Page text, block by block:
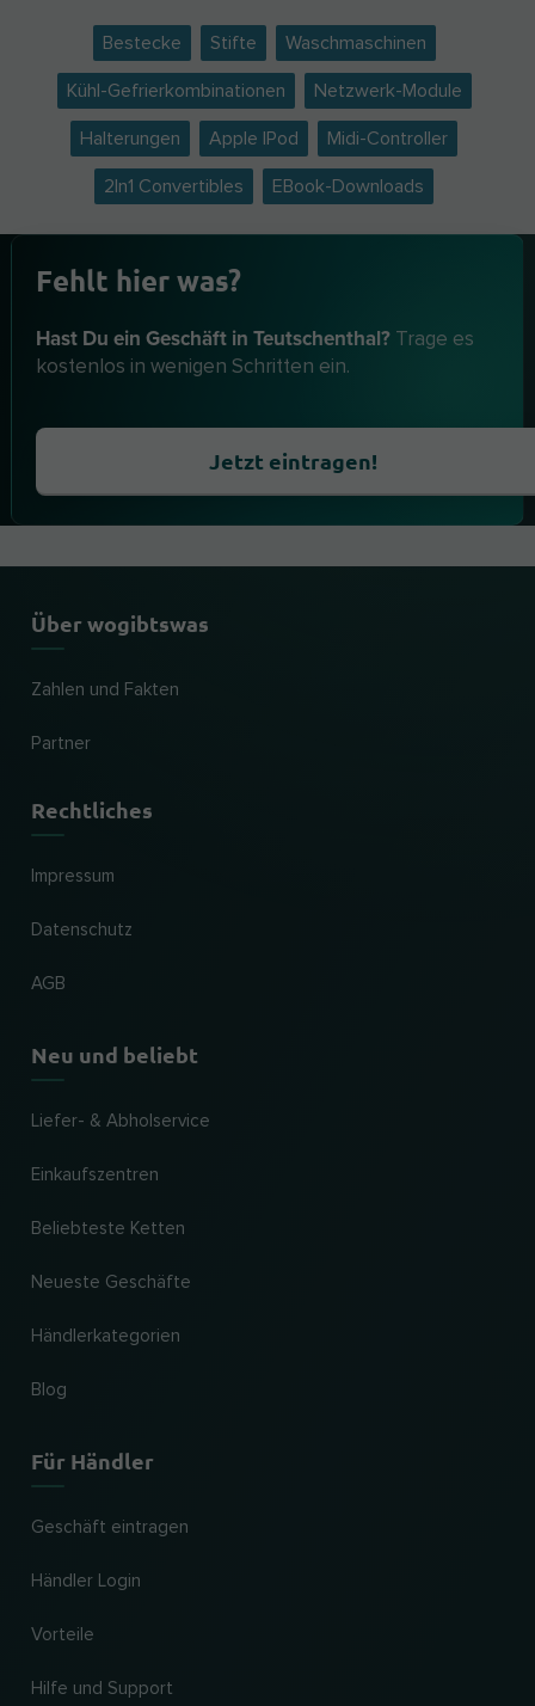
Bestecke Stifte Waschmaschinen
Kühl-Gefrierkombinationen Netzwerk-Module
Halterungen Apple IPod Midi-Controller
2In1 Convertibles EBook-Downloads
Fehlt hier was?
Hast Du ein Geschäft in Teutschenthal?Trage es
kostenlos in wenigen Schritten ein.
Jetzt eintragen!
Über wogibtswas
Zahlen und Fakten
Partner
Rechtliches
Impressum
Datenschutz
AGB
Neu und beliebt
Liefer- & Abholservice
Einkaufszentren
Beliebteste Ketten
Neueste Geschäfte
Händlerkategorien
Blog
Für Händler
Geschäft eintragen
Händler Login
Vorteile
Hilfe und Support